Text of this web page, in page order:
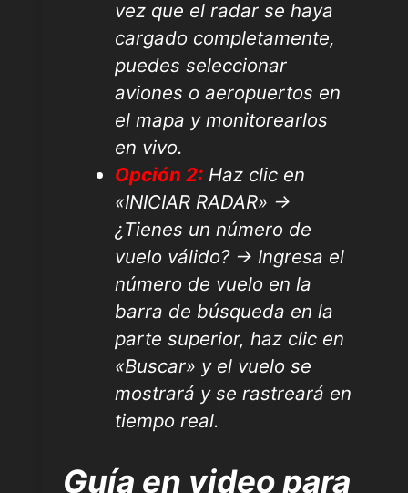
vez que el radar se haya
cargado completamente,
puedes seleccionar
aviones o aeropuertos en
el mapa y monitorearlos
en vivo.
Opción 2: Haz clic en
«INICIAR RADAR» →
¿Tienes un número de
vuelo válido? → Ingresa el
número de vuelo en la
barra de búsqueda en la
parte superior, haz clic en
«Buscar» y el vuelo se
mostrará y se rastreará en
tiempo real.
Guía en video para